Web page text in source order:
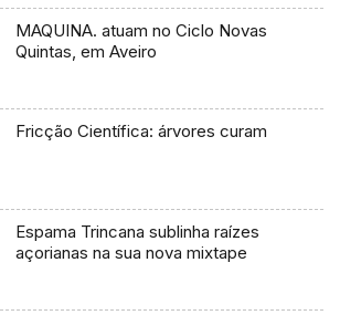
MAQUINA. atuam no Ciclo Novas
Quintas, em Aveiro
Fricção Científica: árvores curam
Espama Trincana sublinha raízes
açorianas na sua nova mixtape